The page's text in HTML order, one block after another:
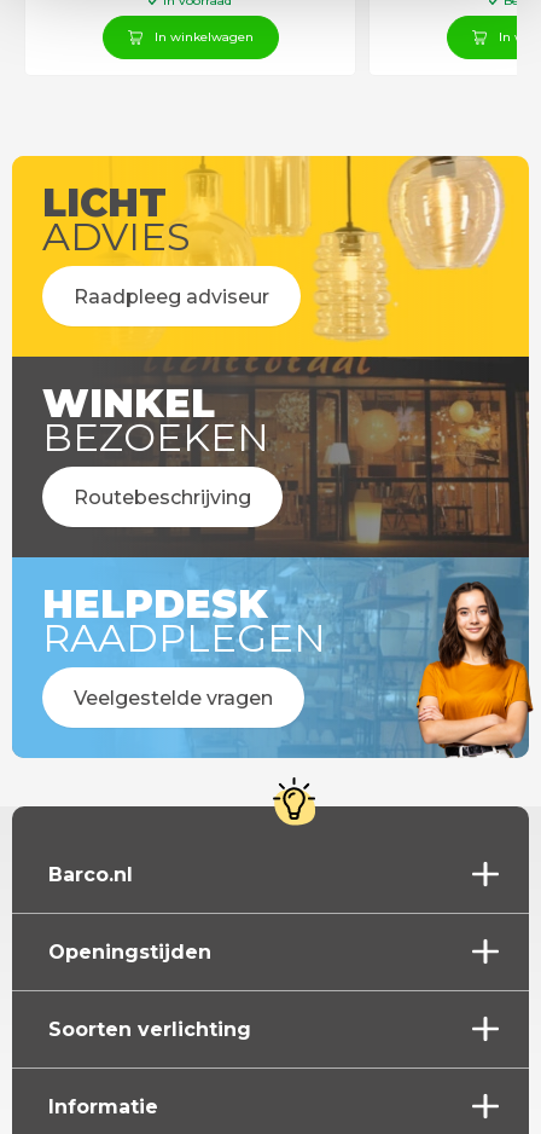
In winkelwagen In
LICHT
ADVIES
Raadpleeg adviseur
WINKEL
BEZOEKEN
Routebeschrijving
HELPDESK
RAADPLEGEN
Veelgestelde vragen
Barco.nl
Openingstijden
Soorten verlichting
Informatie